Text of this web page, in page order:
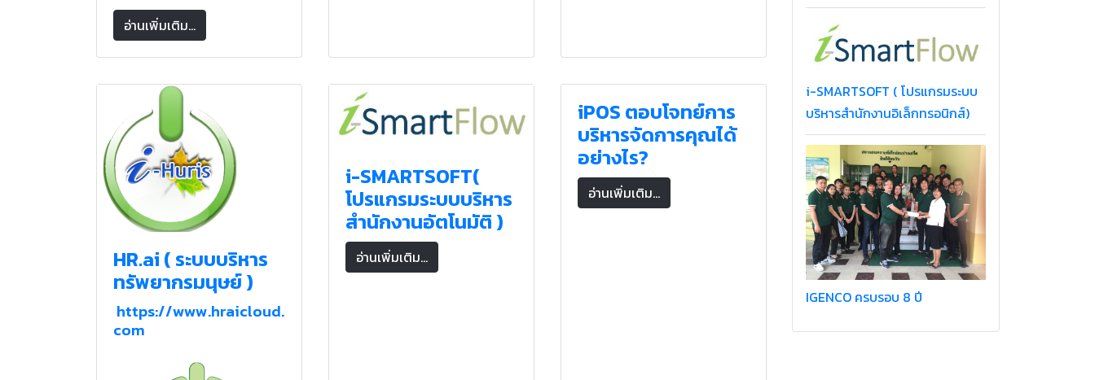
อ่านเพิ่มเติม...
HR.ai ( ระบบบริหาร
ทรัพยากรมนุษย์ )
https://www.hraicloud.
com
i-SMARTSOFT(
โปรแกรมระบบบริหาร
สำนักงานอัตโนมัติ )
อ่านเพิ่มเติม...
iPOS ตอบโจทย์การ
บริหารจัดการคุณได้
อย่างไร?
อ่านเพิ่มเติม...
i-SMARTSOFT ( โปรแกรมระบบ
บริหารสำนักงานอิเล็กทรอนิกส์)
IGENCO ครบรอบ 8 ปี